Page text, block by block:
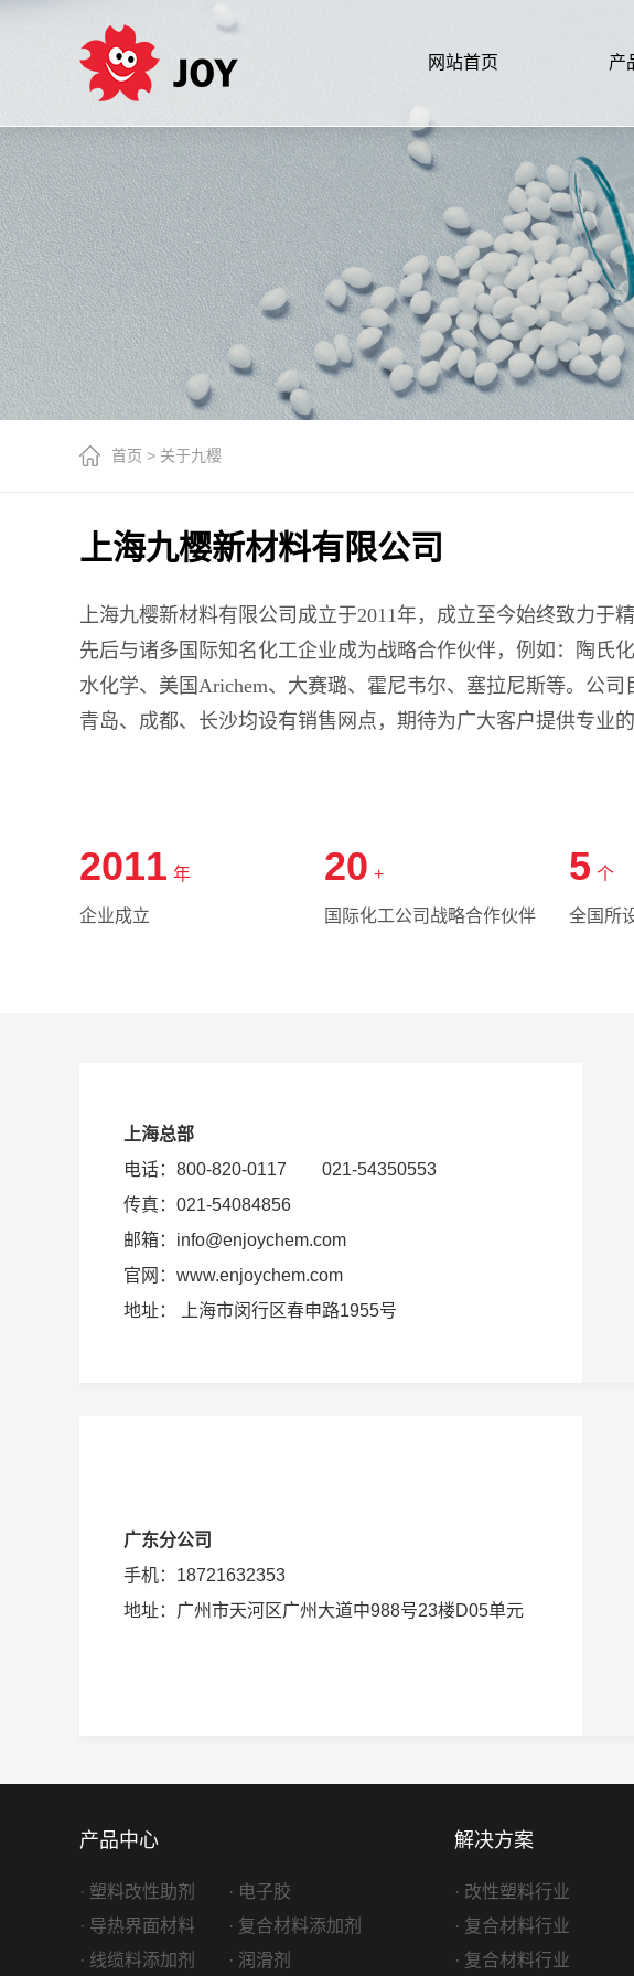
网站首页 产
首页 > 关于九樱
上海九樱新材料有限公司
上海九樱新材料有限公司成立于2011年，成立至今始终致力于
先后与诸多国际知名化工企业成为战略合作伙伴，例如：陶氏化
水化学、美国Arichem、 大赛璐、 霍尼韦尔、塞拉尼斯等。公司
青岛、成都、长沙均设有销售网点， 期待为广大客户提供专业
2011 年
企业成立
20 +
国际化工公司战略合作伙伴
5 个
全国所
上海总部
电话：800-820-0117 021-54350553
传真：021-54084856
邮箱：info@enjoychem.com
官网：www.enjoychem.com
地址： 上海市闵行区春申路1955号
广东分公司
手机：18721632353
地址：广州市天河区广州大道中988号23楼D05单元
产品中心
· 塑料改性助剂
· 电子胶
· 导热界面材料
· 复合材料添加剂
· 线缆料添加剂
· 润滑剂
解决方案
· 改性塑料行业
· 复合材料行业
· 复合材料行业